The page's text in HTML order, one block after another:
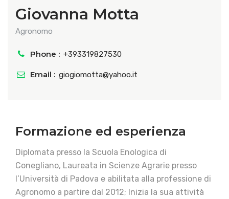
Giovanna Motta
Agronomo
Phone : +393319827530
Email : giogiomotta@yahoo.it
Formazione ed esperienza
Diplomata presso la Scuola Enologica di
Conegliano, Laureata in Scienze Agrarie presso
l’Università di Padova e abilitata alla professione di
Agronomo a partire dal 2012; Inizia la sua attività